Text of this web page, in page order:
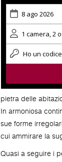
pietra delle
In armoniosa
sue forme
cui ammirare la
Quasi a seguire i